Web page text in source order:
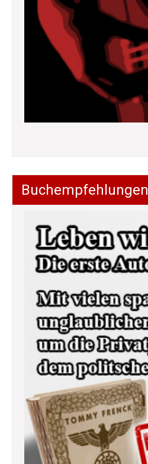
Buchempfehlungen